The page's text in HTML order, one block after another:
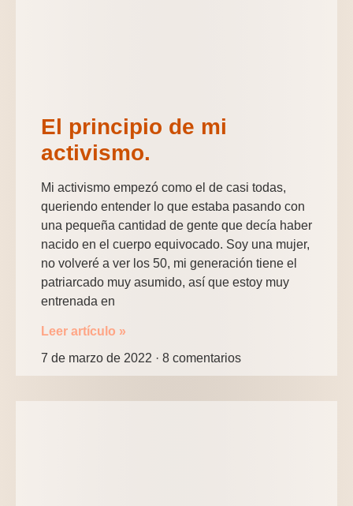
El principio de mi
activismo.
Mi activismo empezó como el de casi todas,
queriendo entender lo que estaba pasando con
una pequeña cantidad de gente que decía haber
nacido en el cuerpo equivocado. Soy una mujer,
no volveré a ver los 50, mi generación tiene el
patriarcado muy asumido, así que estoy muy
entrenada en
Leer artículo »
7 de marzo de 2022
8 comentarios